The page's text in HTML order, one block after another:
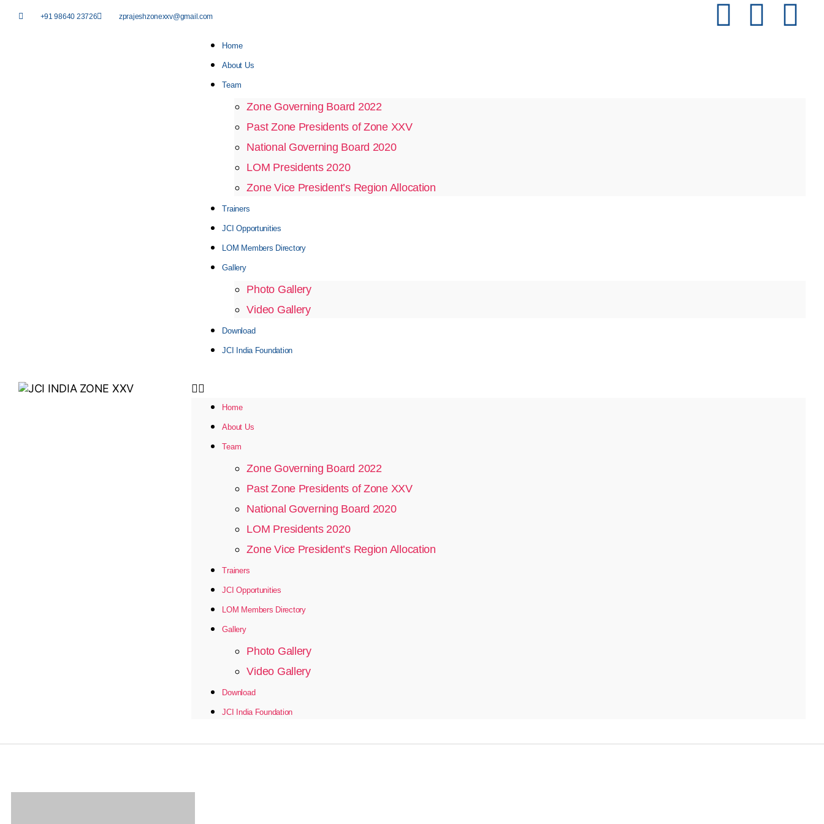
+91 98640 23726 zprajeshzonexxv@gmail.com
Home
About Us
Team
Zone Governing Board 2022
Past Zone Presidents of Zone XXV
National Governing Board 2020
LOM Presidents 2020
Zone Vice President’s Region Allocation
Trainers
JCI Opportunities
LOM Members Directory
Gallery
Photo Gallery
Video Gallery
Download
JCI India Foundation
Home
About Us
Team
Zone Governing Board 2022
Past Zone Presidents of Zone XXV
National Governing Board 2020
LOM Presidents 2020
Zone Vice President’s Region Allocation
Trainers
JCI Opportunities
LOM Members Directory
Gallery
Photo Gallery
Video Gallery
Download
JCI India Foundation